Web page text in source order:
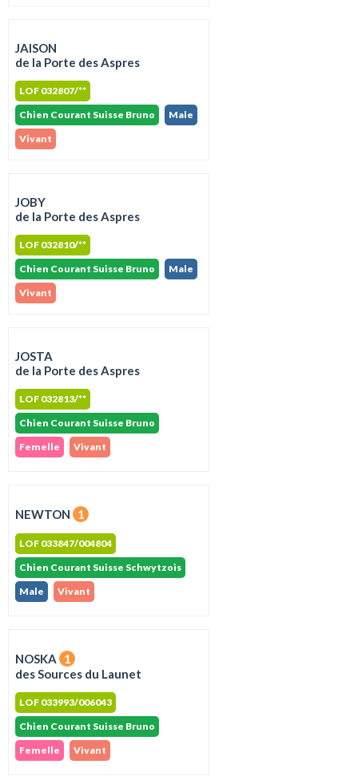
JAISON
de la Porte des Aspres
LOF 032807/**
Chien Courant Suisse Bruno
Male
Vivant
JOBY
de la Porte des Aspres
LOF 032810/**
Chien Courant Suisse Bruno
Male
Vivant
JOSTA
de la Porte des Aspres
LOF 032813/**
Chien Courant Suisse Bruno
Femelle
Vivant
NEWTON 1
LOF 033847/004804
Chien Courant Suisse Schwytzois
Male
Vivant
NOSKA
1
des Sources du Launet
LOF 033993/006043
Chien Courant Suisse Bruno
Femelle
Vivant